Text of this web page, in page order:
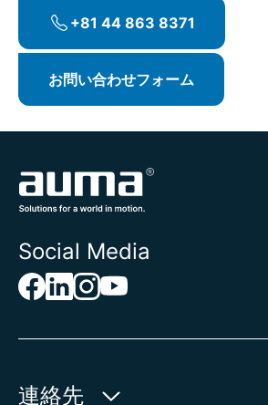
ータ、インターロックなど
の起動と設定
機械式開度表示器、I/Oイン
の文書の更新を含む機能拡
制御技術による統合テスト
現場での運用担当者の指導
+81 44 863 8371
お問い合わせフォーム
Social Media
連絡先